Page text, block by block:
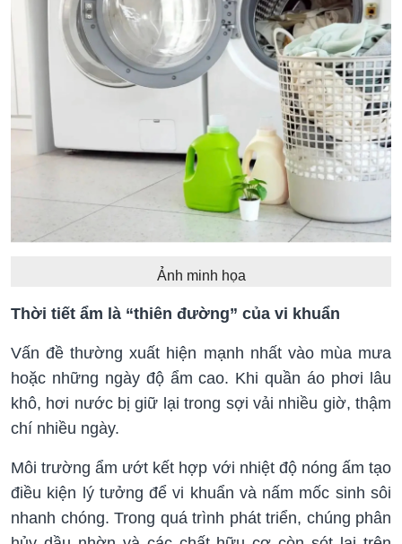
Ảnh minh họa
Thời tiết ẩm là “thiên đường” của vi khuẩn
Vấn đề thường xuất hiện mạnh nhất vào mùa mưa
hoặc những ngày độ ẩm cao. Khi quần áo phơi lâu
khô, hơi nước bị giữ lại trong sợi vải nhiều giờ, thậm
chí nhiều ngày.
Môi trường ẩm ướt kết hợp với nhiệt độ nóng ấm tạo
điều kiện lý tưởng để vi khuẩn và nấm mốc sinh sôi
nhanh chóng. Trong quá trình phát triển, chúng phân